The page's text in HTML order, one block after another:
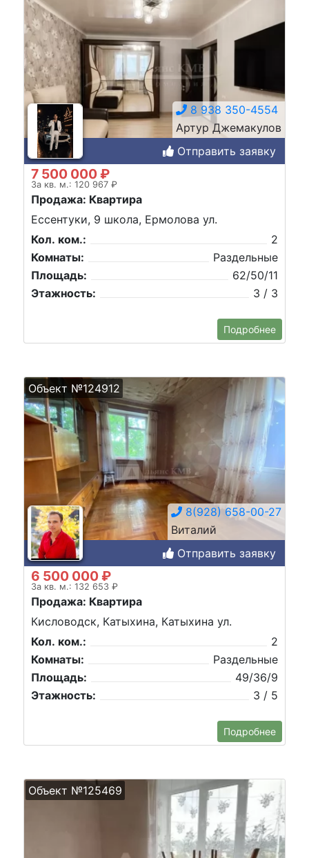
8 938 350-4554
Артур Джемакулов
Отправить заявку
7 500 000 ₽
За кв. м.: 120 967 ₽
Продажа: Квартира
Ессентуки, 9 школа, Ермолова ул.
Кол. ком.:
2
Комнаты:
Раздельные
Площадь:
62/50/11
Этажность:
3 / 3
Подробнее
Объект №124912
8(928) 658-00-27
Виталий
Отправить заявку
6 500 000 ₽
За кв. м.: 132 653 ₽
Продажа: Квартира
Кисловодск, Катыхина, Катыхина ул.
Кол. ком.:
2
Комнаты:
Раздельные
Площадь:
49/36/9
Этажность:
3 / 5
Подробнее
Объект №125469